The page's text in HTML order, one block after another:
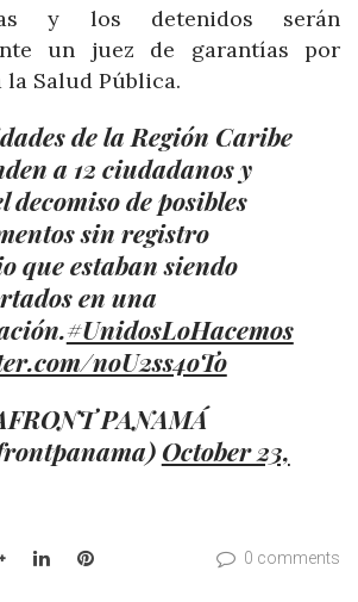
y los detenidos serán
un juez de garantías por
Salud Pública.
de la Región Caribe
a 12 ciudadanos y
decomiso de posibles
sin registro
que estaban siendo
en una
#UnidosLoHacemos
noU2ss4oTo
PANAMÁ
October 23,
Google+LinkedInPinterest 0 comments